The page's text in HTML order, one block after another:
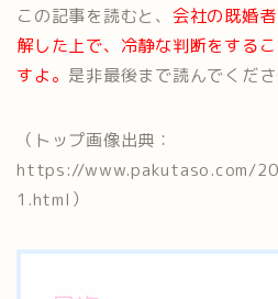
この記事を読むと、 会社の既婚
解した上で、冷静な判断をする
すよ。 是非最後まで読んでくださ
（トップ画像出典：
https://www.pakutaso.com/
1.html）